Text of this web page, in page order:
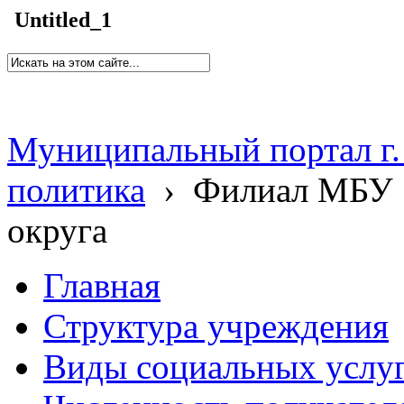
Untitled_1
Муниципальный портал
политика › Филиал МБУ
округа
Главная
Структура учреждения
Виды социальных